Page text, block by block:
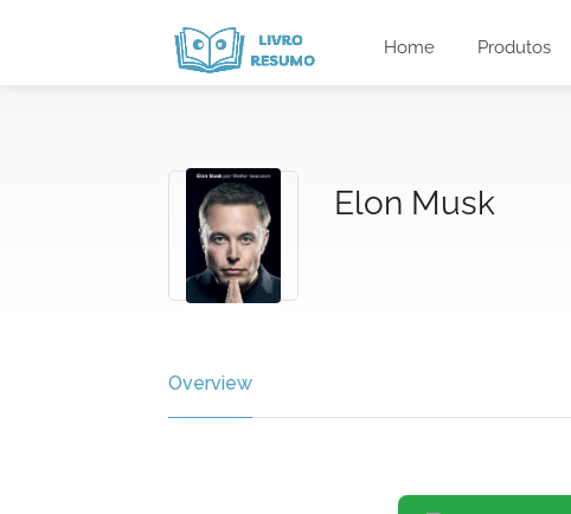
Home Produtos
Elon Musk
Overview